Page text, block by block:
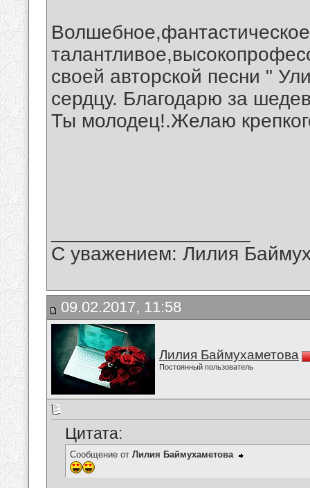
своей авторской песни "
сердцу. Благодарю за
Ты молодец!.Желаю
С уважением: Лилия
09.02.2017, 11:58
Лилия Баймухаметова
Постоянный пользователь
Цитата:
Сообщение от Лилия Баймухаметова